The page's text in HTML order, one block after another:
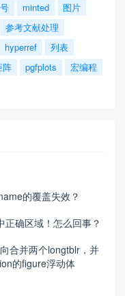
minted
图片
参考文献处理
hyperref
列表
阵 pgfplots
宏编程
的覆盖失效？
确区域！怎么回事？
合并两个longtblr，并
的figure浮动体